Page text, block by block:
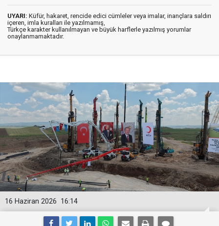
UYARI: Küfür, hakaret, rencide edici cümleler veya imalar, inançlara saldırı
içeren, imla kuralları ile yazılmamış,
Türkçe karakter kullanılmayan ve büyük harflerle yazılmış yorumlar
onaylanmamaktadır.
16:14
16 Haziran 2026